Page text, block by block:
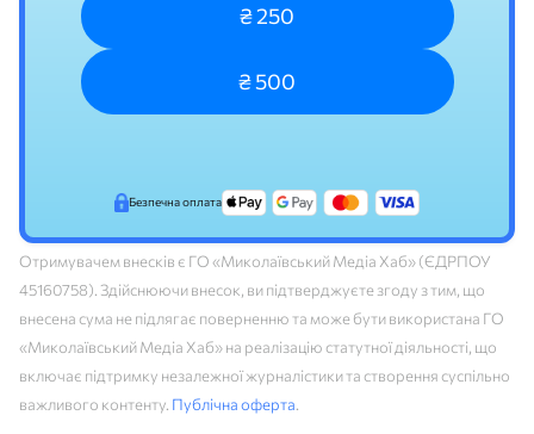
₴ 250
₴ 500
Безпечна оплата
Отримувачем внесків є ГО «Миколаївський Медіа Хаб» (ЄДРПОУ
45160758). Здійснюючи внесок, ви підтверджуєте згоду з тим, що
внесена сума не підлягає поверненню та може бути використана ГО
«Миколаївський Медіа Хаб» на реалізацію статутної діяльності, що
включає підтримку незалежної журналістики та створення суспільно
важливого контенту. Публічна оферта.